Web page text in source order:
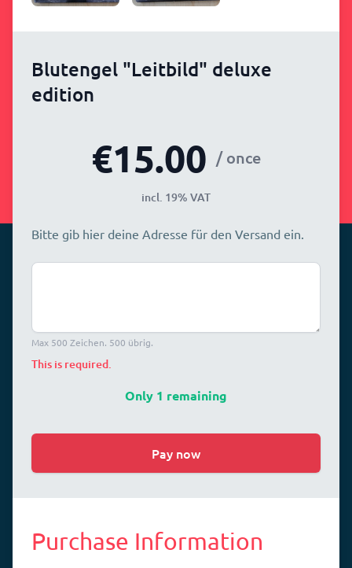
Blutengel "Leitbild" deluxe
edition
€15.00 / once
incl. 19% VAT
Bitte gib hier deine Adresse für den Versand ein.
Max 500 Zeichen. 500 übrig.
This is required.
Only 1 remaining
Pay now
Purchase Information